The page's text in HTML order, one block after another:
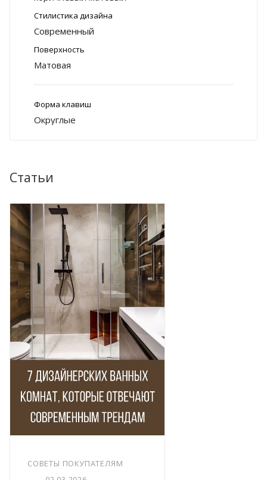
Стилистика дизайна
Современный
Поверхность
Матовая
Форма клавиш
Округлые
Статьи
СОВЕТЫ ПОКУПАТЕЛЯМ